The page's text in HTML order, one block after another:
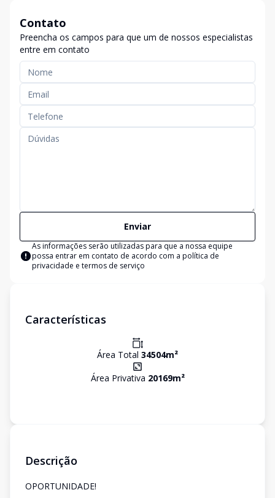
Contato
Preencha os campos para que um de nossos especialistas
entre em contato
Enviar
As informações serão utilizadas para que a nossa equipe
possa entrar em contato de acordo com a política de
privacidade e termos de serviço
Características
Área Total 34504m²
Área Privativa 20169m²
Descrição
OPORTUNIDADE!